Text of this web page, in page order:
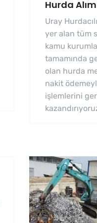
Hurda
Uray
yer alan tüm
kamu
tamamında
olan hurda
nakit
işlemlerini